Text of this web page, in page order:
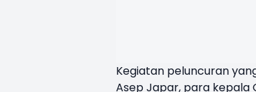
Kegiatan peluncuran
Asep Japar, para kepala